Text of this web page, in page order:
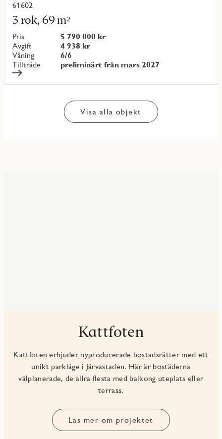
61602
3 rok, 69 m²
Pris
5 790 000 kr
Avgift
4 938 kr
Våning
6/6
Tillträde
preliminärt från mars 2027
Läs
mer
om
objekt
{objectNumber}
Visa alla objekt
Kattfoten
Kattfoten erbjuder nyproducerade bostadsrätter med ett
unikt parkläge i Järvastaden. Här är bostäderna
välplanerade, de allra flesta med balkong uteplats eller
terrass.
Läs mer om projektet